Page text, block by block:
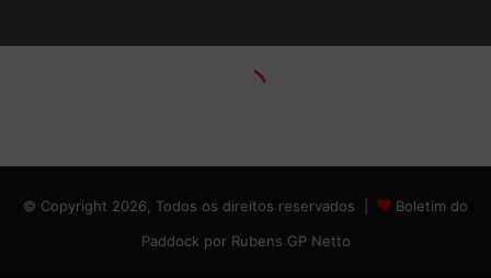
© Copyright 2026, Todos os direitos reservados |
Boletim do
Paddock por Rubens GP Netto